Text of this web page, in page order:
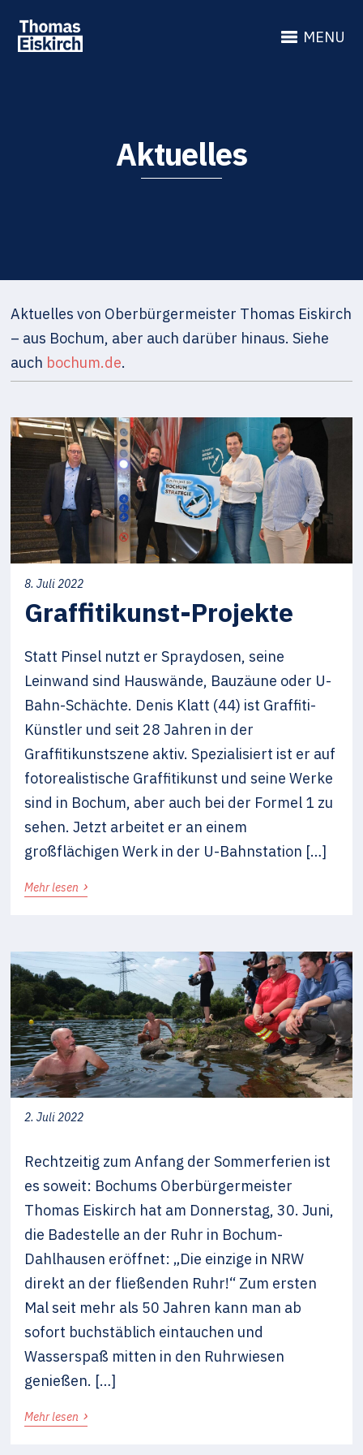
MENU
Aktuelles
Aktuelles von Oberbürgermeister Thomas Eiskirch
– aus Bochum, aber auch darüber hinaus. Siehe
auch bochum.de.
8. Juli 2022
Graffitikunst-Projekte
Statt Pinsel nutzt er Spraydosen, seine
Leinwand sind Hauswände, Bauzäune oder U-
Bahn-Schächte. Denis Klatt (44) ist Graffiti-
Künstler und seit 28 Jahren in der
Graffitikunstszene aktiv. Spezialisiert ist er auf
fotorealistische Graffitikunst und seine Werke
sind in Bochum, aber auch bei der Formel 1 zu
sehen. Jetzt arbeitet er an einem
großflächigen Werk in der U-Bahnstation […]
Mehr lesen ›
2. Juli 2022
Rechtzeitig zum Anfang der Sommerferien ist
es soweit: Bochums Oberbürgermeister
Thomas Eiskirch hat am Donnerstag, 30. Juni,
die Badestelle an der Ruhr in Bochum-
Dahlhausen eröffnet: „Die einzige in NRW
direkt an der fließenden Ruhr!“ Zum ersten
Mal seit mehr als 50 Jahren kann man ab
sofort buchstäblich eintauchen und
Wasserspaß mitten in den Ruhrwiesen
genießen. […]
Mehr lesen ›